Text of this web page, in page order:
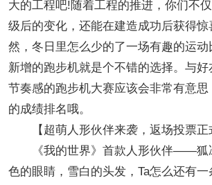
大的工程吧!随着工程的推进，你们不
级后的变化，还能在建造成功后获得惊
然，冬日里怎么少的了一场有趣的运动
新增的跑步机就是个不错的选择。与
节奏感的跑步机大赛应该会非常有意
的成绩排名哦。
【超萌人形伙伴来袭，返场投票正
《我的世界》首款人形伙伴——狐
色的眼睛，雪白的头发，Ta怎么还有